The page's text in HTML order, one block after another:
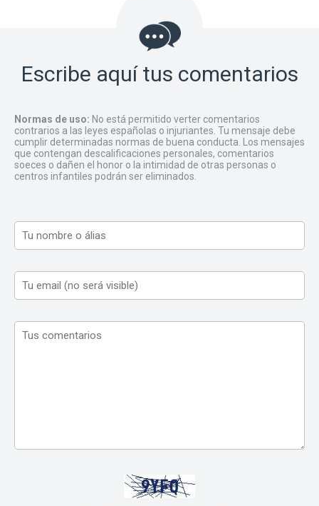
Escribe aquí tus comentarios
Normas de uso: No está permitido verter comentarios
contrarios a las leyes españolas o injuriantes. Tu mensaje debe
cumplir determinadas normas de buena conducta. Los mensajes
que contengan descalificaciones personales, comentarios
soeces o dañen el honor o la intimidad de otras personas o
centros infantiles podrán ser eliminados.